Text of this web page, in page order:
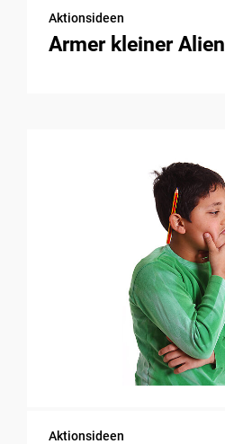
Aktionsideen
Armer kleiner Alien
Aktionsideen